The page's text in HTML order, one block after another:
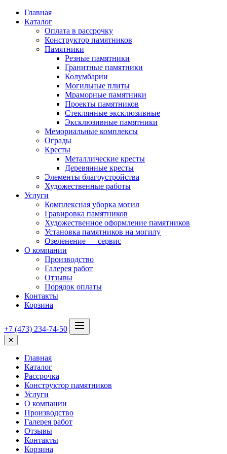
Главная
Каталог
Оплата в рассрочку
Конструктор памятников
Памятники
Резные памятники
Гранитные памятники
Колумбарии
Могильные плиты
Мраморные памятники
Проекты памятников
Стеклянные эксклюзивные
Эксклюзивные памятники
Мемориальные комплексы
Ограды
Кресты
Металлические кресты
Деревянные кресты
Элементы благоустройства
Художественные работы
Услуги
Комплексная уборка могил
Гравировка памятников
Художественное оформление памятников
Установка памятников на могилу
Озеленение — сервис
О компании
Производство
Галерея работ
Отзывы
Порядок оплаты
Контакты
Корзина
+7 (473) 234-74-50
✕
Главная
Каталог
Рассрочка
Конструктор памятников
Услуги
О компании
Производство
Галерея работ
Отзывы
Контакты
Корзина